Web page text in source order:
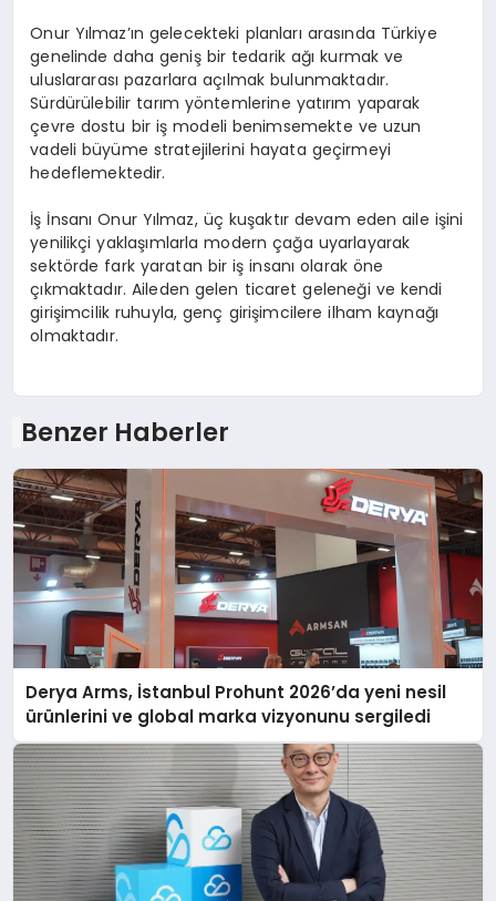
Onur Yılmaz’ın gelecekteki planları arasında Türkiye
genelinde daha geniş bir tedarik ağı kurmak ve
uluslararası pazarlara açılmak bulunmaktadır.
Sürdürülebilir tarım yöntemlerine yatırım yaparak
çevre dostu bir iş modeli benimsemekte ve uzun
vadeli büyüme stratejilerini hayata geçirmeyi
hedeflemektedir.
İş İnsanı Onur Yılmaz, üç kuşaktır devam eden aile işini
yenilikçi yaklaşımlarla modern çağa uyarlayarak
sektörde fark yaratan bir iş insanı olarak öne
çıkmaktadır. Aileden gelen ticaret geleneği ve kendi
girişimcilik ruhuyla, genç girişimcilere ilham kaynağı
olmaktadır.
Benzer Haberler
Derya Arms, İstanbul Prohunt 2026’da yeni nesil
ürünlerini ve global marka vizyonunu sergiledi